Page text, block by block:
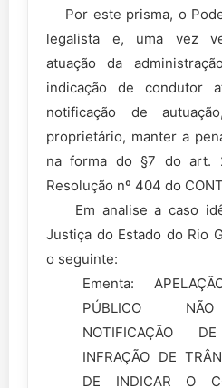
Por este prisma, o
legalista e, uma vez
atuação da
indicação de condutor
notificação de
proprietário, manter a
na forma do §7 do
Resolução nº 404 do
Em analise a caso
Justiça do Estado do Rio
o seguinte:
Ementa:
PÚBLICO NÃO
NOTIFICAÇÃO
INFRAÇÃO DE
DE INDICAR O